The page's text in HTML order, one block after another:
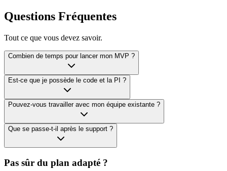
Questions Fréquentes
Tout ce que vous devez savoir.
Combien de temps pour lancer mon MVP ?
Est-ce que je possède le code et la PI ?
Pouvez-vous travailler avec mon équipe existante ?
Que se passe-t-il après le support ?
Pas sûr du plan adapté ?